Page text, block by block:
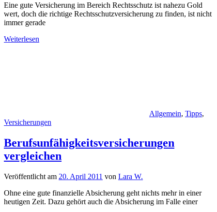
Eine gute Versicherung im Bereich Rechtsschutz ist nahezu Gold
wert, doch die richtige Rechtsschutzversicherung zu finden, ist nicht
immer gerade
Weiterlesen
Allgemein, Tipps,
Versicherungen
Berufsunfähigkeitsversicherungen
vergleichen
Veröffentlicht am 20. April 2011 von Lara W.
Ohne eine gute finanzielle Absicherung geht nichts mehr in einer
heutigen Zeit. Dazu gehört auch die Absicherung im Falle einer